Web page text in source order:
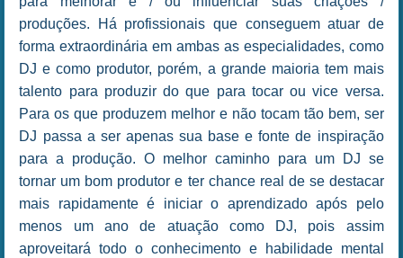
produções. Há profissionais que conseguem atuar de
forma extraordinária em ambas as especialidades, como
DJ e como produtor, porém, a grande maioria tem mais
talento para produzir do que para tocar ou vice versa.
Para os que produzem melhor e não tocam tão bem, ser
DJ passa a ser apenas sua base e fonte de inspiração
para a produção. O melhor caminho para um DJ se
tornar um bom produtor e ter chance real de se destacar
mais rapidamente é iniciar o aprendizado após pelo
menos um ano de atuação como DJ, pois assim
aproveitará todo o conhecimento e habilidade mental